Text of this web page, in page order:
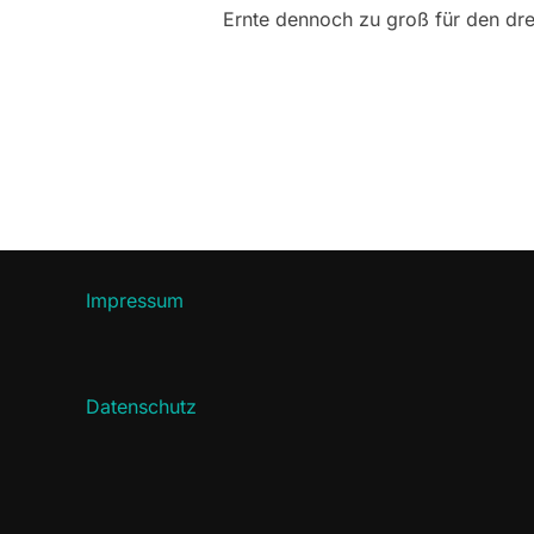
Ernte dennoch zu groß für den
Impressum
Datenschutz